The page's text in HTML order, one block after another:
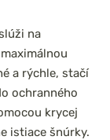
na
a rýchle, stačí
ochranného
krycej
istiace šnúrky.